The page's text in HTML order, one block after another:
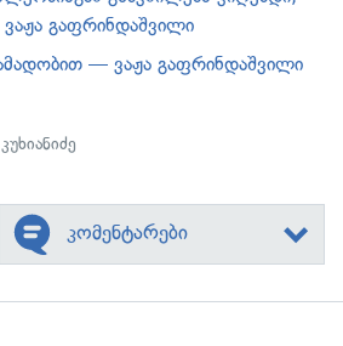
გაფრინდაშვილი
— ვაჟა გაფრინდაშვილი
კომენტარები